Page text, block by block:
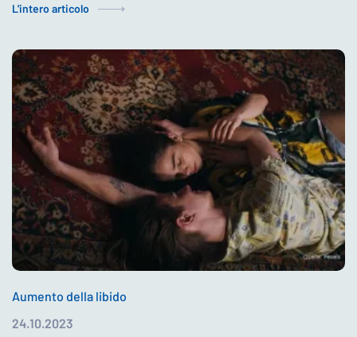
L'intero articolo
Aumento della libido
24.10.2023